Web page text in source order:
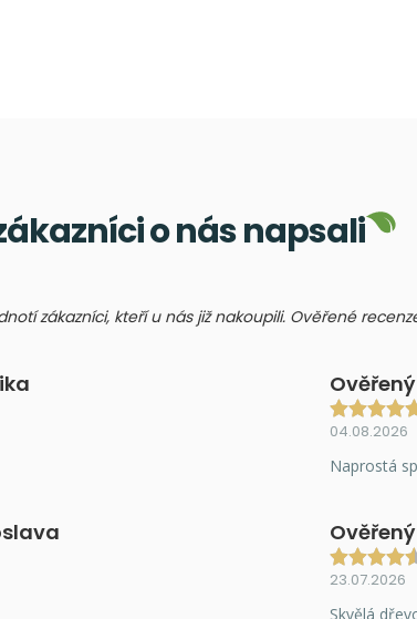
o nás napsali
zákazníci, kteří u nás již nakoupili. Ověřené
04.08.2026
Naprostá
23.07.2026
Skvělá